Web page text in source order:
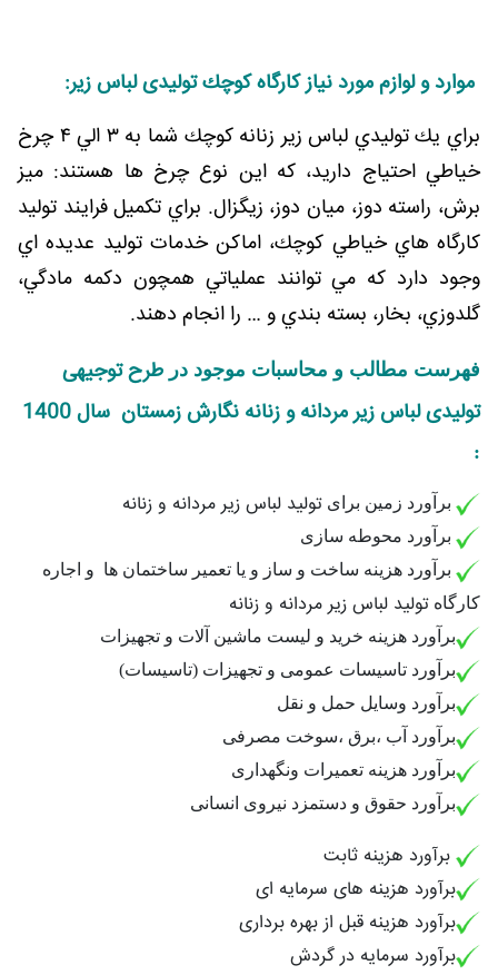
موارد و لوازم مورد نياز كارگاه كوچك تولیدی لباس زیر:
براي يك توليدي لباس زير زنانه كوچك شما به ۳ الي ۴ چرخ
خياطي احتياج داريد، كه اين نوع چرخ ها هستند: ميز
برش، راسته دوز، ميان دوز، زيگزال. براي تكميل فرايند توليد
كارگاه هاي خياطي كوچك، اماكن خدمات توليد عديده اي
وجود دارد كه مي توانند عملياتي همچون دكمه مادگي،
گلدوزي، بخار، بسته بندي و … را انجام دهند.
فهرست مطالب و محاسبات موجود در طرح توجیهی
تولیدی لباس زیر مردانه و زنانه نگارش زمستان سال 1400
:
برآورد زمین برای تولید لباس زیر مردانه و زنانه
برآورد محوطه سازی
برآورد هزینه ساخت و ساز و یا تعمیر ساختمان ها و اجاره
کارگاه تولید لباس زیر مردانه و زنانه
برآورد هزینه خرید و لیست ماشین آلات و تجهیزات
برآورد تاسیسات عمومی و تجهیزات (تاسیسات)
برآورد وسایل حمل و نقل
برآورد آب ،برق ،سوخت مصرفی
برآورد هزینه تعمیرات ونگهداری
برآورد حقوق و دستمزد نیروی انسانی
برآورد هزینه ثابت
برآورد هزینه های سرمایه ای
برآورد هزینه قبل از بهره برداری
برآورد سرمایه در گردش